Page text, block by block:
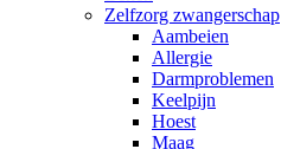
Zelfzorg zwangerschap
Aambeien
Allergie
Darmproblemen
Keelpijn
Hoest
Maag